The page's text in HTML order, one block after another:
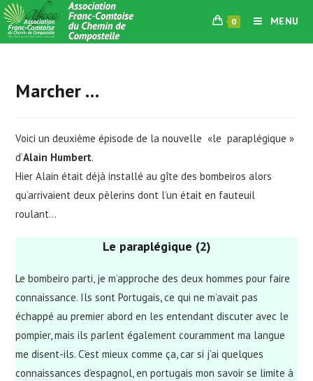
Skip
to
content
0 MENU
Marcher …
Voici un deuxième épisode de la nouvelle «le paraplégique »
d’Alain Humbert.
Hier Alain était déjà installé au gîte des bombeiros alors
qu’arrivaient deux pèlerins dont l’un était en fauteuil
roulant…
Le paraplégique (2)
Le bombeiro parti, je m’approche des deux hommes pour faire
connaissance. Ils sont Portugais, ce qui ne m’avait pas
échappé au premier abord en les entendant discuter avec le
pompier, mais ils parlent également couramment ma langue
me disent-ils. C’est mieux comme ça, car si j’ai quelques
connaissances d’espagnol, en portugais mon savoir se limite à